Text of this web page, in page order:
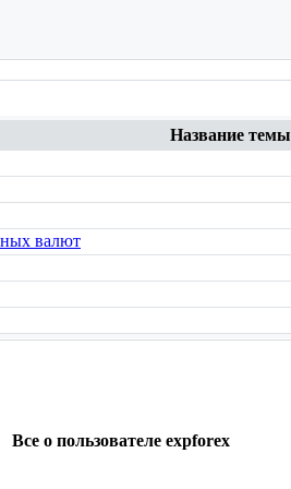
Название темы
валют
Все о пользователе expforex